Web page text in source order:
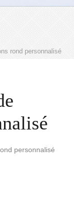
rond personnalisé
personnalisé